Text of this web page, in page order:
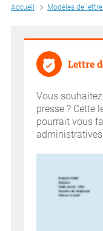
Accueil Modèles de
Lettre
Vous
presse ? Cette
pourrait vous